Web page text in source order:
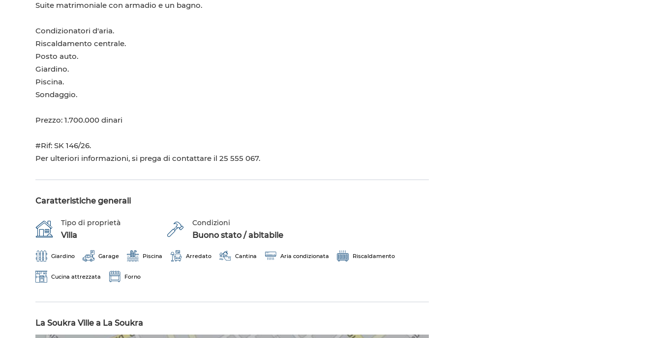
Suite matrimoniale con armadio e un bagno.
Condizionatori d'aria.
Riscaldamento centrale.
Posto auto.
Giardino.
Piscina.
Sondaggio.
Prezzo: 1.700.000 dinari
#Rif: SK 146/26.
Per ulteriori informazioni, si prega di contattare il 25 555 067.
Caratteristiche generali
Tipo di proprietà
Villa
Condizioni
Buono stato / abitabile
Giardino Garage Piscina Arredato Cantina Aria condizionata Riscaldamento
Cucina attrezzata Forno
La Soukra Ville a La Soukra